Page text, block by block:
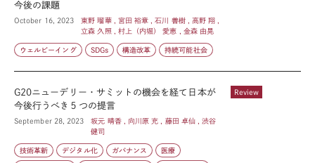
今後の課題
October 16, 2023
東野 瑠華 , 宮田 裕章 , 石川 善樹 , 高野 翔 ,
立森 久照 , 村上（内堀） 愛恵 , 金森 由晃
ウェルビーイング SDGs 構造改革 持続可能社会
Review
G20ニューデリー・サミットの機会を経て日本が
今後行うべき５つの提言
September 28, 2023
坂元 晴香 , 向川原 充 , 藤田 卓仙 , 渋谷
健司
技術革新 デジタル化 ガバナンス 医療